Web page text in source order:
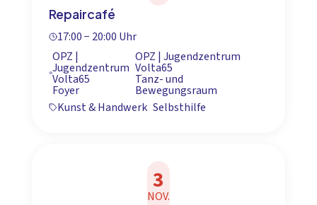
Repaircafé
17:00 − 20:00 Uhr
OPZ |
Jugendzentrum
Volta65
Foyer
OPZ | Jugendzentrum
Volta65
Tanz- und
Bewegungsraum
Kunst & Handwerk Selbsthilfe
3
NOV.